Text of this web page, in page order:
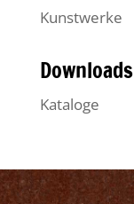
Kunstwerke
Downloads
Kataloge